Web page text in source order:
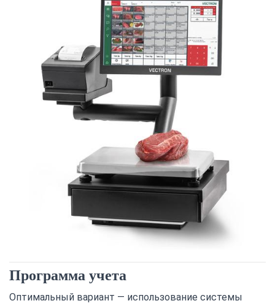
Программа учета
Оптимальный вариант — использование системы